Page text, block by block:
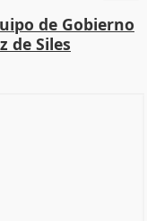
de Gobierno
de Siles